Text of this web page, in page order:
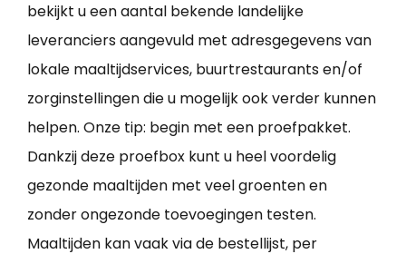
bekijkt u een aantal bekende landelijke
leveranciers aangevuld met adresgegevens van
lokale maaltijdservices, buurtrestaurants en/of
zorginstellingen die u mogelijk ook verder kunnen
helpen. Onze tip: begin met een proefpakket.
Dankzij deze proefbox kunt u heel voordelig
gezonde maaltijden met veel groenten en
zonder ongezonde toevoegingen testen.
Maaltijden kan vaak via de bestellijst, per